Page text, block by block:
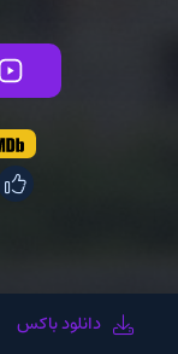
دانلود باکس